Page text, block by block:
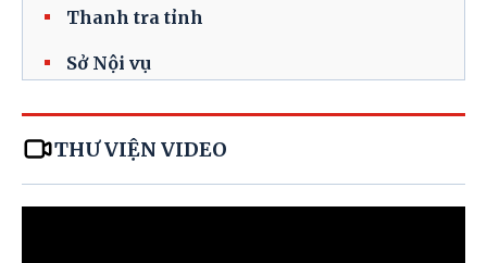
Thanh tra tỉnh
Sở Nội vụ
Sở Giáo dục và Đào tạo
Sở Tài chính
THƯ VIỆN VIDEO